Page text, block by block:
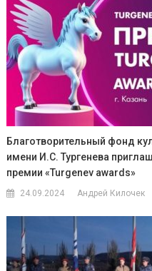
Благотворительный фонд
имени И.С. Тургенева
премии «Turgenev awards»
24.09.2024 Андрей Килочек